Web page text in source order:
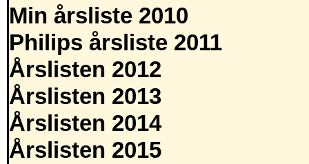
Min årsliste 2010
Philips årsliste 2011
Årslisten 2012
Årslisten 2013
Årslisten 2014
Årslisten 2015